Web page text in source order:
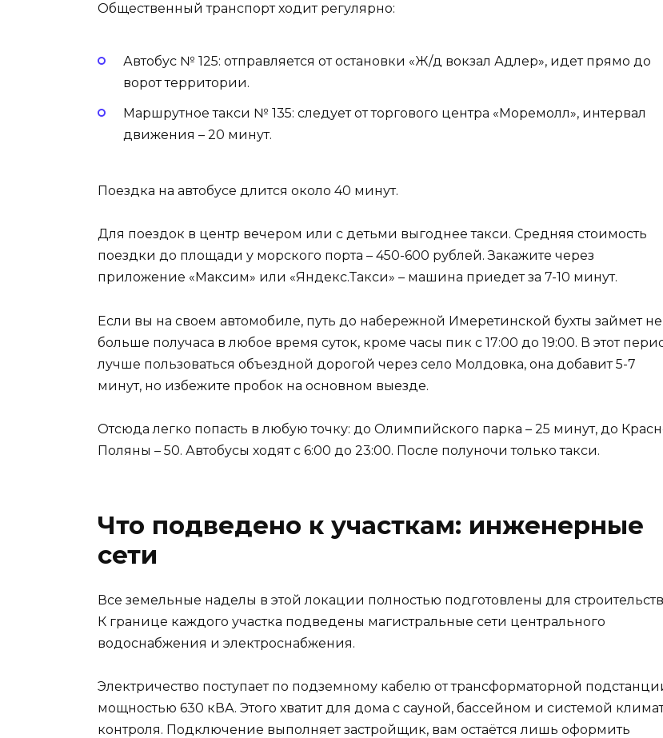
Общественный транспорт ходит регулярно:
Автобус № 125: отправляется от остановки «Ж/д вокзал Адлер», идет прямо до
ворот территории.
Маршрутное такси № 135: следует от торгового центра «Моремолл», интервал
движения – 20 минут.
Поездка на автобусе длится около 40 минут.
Для поездок в центр вечером или с детьми выгоднее такси. Средняя стоимость
поездки до площади у морского порта – 450-600 рублей. Закажите через
приложение «Максим» или «Яндекс.Такси» – машина приедет за 7-10 минут.
Если вы на своем автомобиле, путь до набережной Имеретинской бухты займет не
больше получаса в любое время суток, кроме часы пик с 17:00 до 19:00. В этот
лучше пользоваться объездной дорогой через село Молдовка, она добавит 5-7
минут, но избежите пробок на основном выезде.
Отсюда легко попасть в любую точку: до Олимпийского парка – 25 минут, до
Поляны – 50. Автобусы ходят с 6:00 до 23:00. После полуночи только такси.
Что подведено к участкам: инженерные
сети
Все земельные наделы в этой локации полностью подготовлены для
К границе каждого участка подведены магистральные сети центрального
водоснабжения и электроснабжения.
Электричество поступает по подземному кабелю от трансформаторной
мощностью 630 кВА. Этого хватит для дома с сауной, бассейном и системой
контроля. Подключение выполняет застройщик, вам остаётся лишь оформить